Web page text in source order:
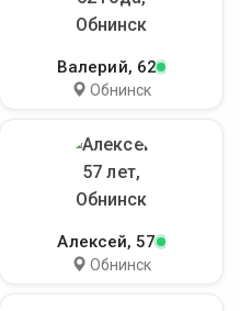
Валерий, 62
Обнинск
Алексей, 57
Обнинск